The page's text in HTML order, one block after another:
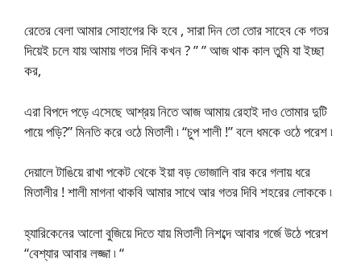
রেতের বেলা আমার সোহাগের কি হবে , সারা দিন তো তোর সাহেব কে গতর
দিয়েই চলে যায় আমায় গতর দিবি কখন ? ” ” আজ থাক কাল তুমি যা ইচ্ছা
কর,
এরা বিপদে পড়ে এসেছে আশ্রয় নিতে আজ আমায় রেহাই দাও তোমার দুটি
পায়ে পড়ি?” মিনতি করে ওঠে মিতালী ৷ “চুপ শালী !” বলে ধমকে ওঠে পরেশ ৷
দেয়ালে টাঙিয়ে রাখা পকেট থেকে ইয়া বড় ভোজালি বার করে গলায় ধরে
মিতালীর ! শালী মাগনা থাকবি আমার সাথে আর গতর দিবি শহরের লোককে ৷
হ্যারিকেনের আলো বুজিয়ে দিতে যায় মিতালী নিশব্দে আবার গর্জে উঠে পরেশ
“বেশ্যার আবার লজ্জা ৷ “